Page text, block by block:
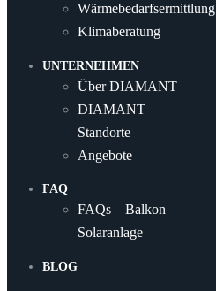
Wärmebedarfsermittlung
Klimaberatung
UNTERNEHMEN
Über DIAMANT
DIAMANT
Standorte
Angebote
FAQ
FAQs – Balkon
Solaranlage
BLOG